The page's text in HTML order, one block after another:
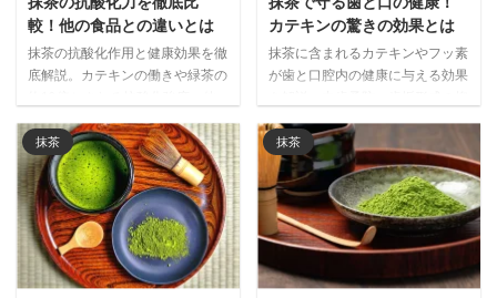
較！他の食品との違いとは
抹茶の抗酸化作用と健康効果を徹
底解説。カテキンの働きや緑茶の
抹茶が注目される理由と日常的な
取り入れ方をご紹介します。
カテキンの驚きの効果とは
抹茶に含まれるカテキンやフッ素
が歯と口腔内の健康に与える効果
を取り入れることで期待できる口
腔ケア効果を詳しく紹介します。
抹茶 抹茶